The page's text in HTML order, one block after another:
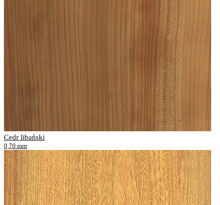
Cedr libański
0,70 mm